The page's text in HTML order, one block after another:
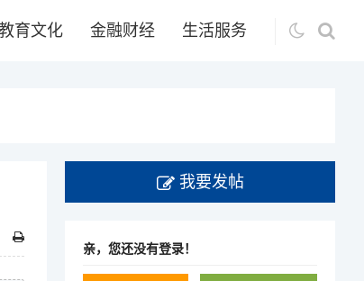
育文化 金融财经 生活服务
我要发帖
亲，您还没有登录！